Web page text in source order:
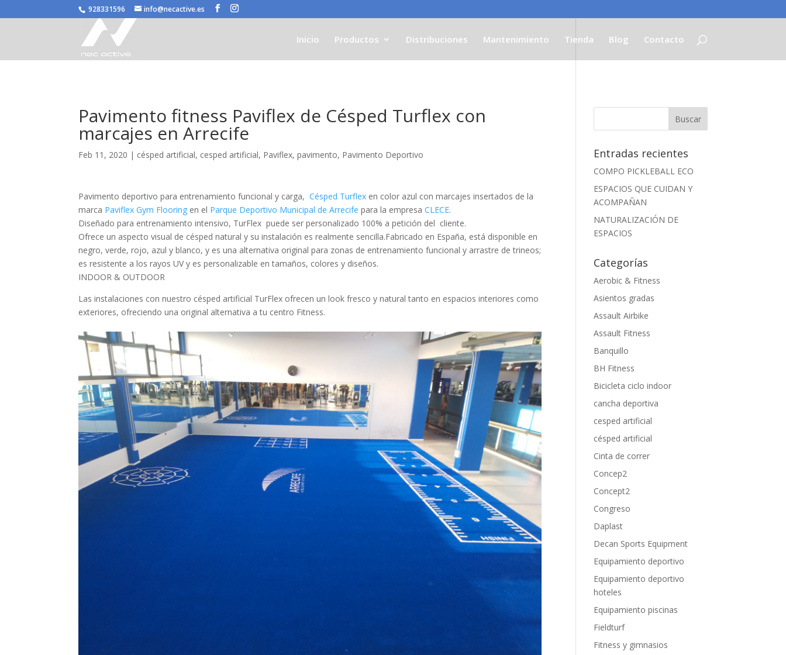
/* JS para menú plegable móvil Divi */
928331596 info@necactive.es
Inicio Productos Distribuciones Mantenimiento Tienda Blog Contacto
Pavimento fitness Paviflex de Césped Turflex con
marcajes en Arrecife
Feb 11, 2020 | césped artificial, cesped artificial, Paviflex,pavimento, Pavimento Deportivo
Pavimento deportivo para entrenamiento funcional y carga,Césped Turflex en color azul con marcajes insertados de la
marca Paviflex Gym Flooring en el Parque Deportivo Municipal de Arrecife para la empresaCLECE.
Diseñado para entrenamiento intensivo, TurFlex puede ser personalizado 100% a petición del cliente.
Ofrece un aspecto visual de césped natural y su instalación es realmente sencilla.Fabricado en España, está disponible en
negro, verde, rojo, azul y blanco, y es una alternativa original para zonas de entrenamiento funcional y arrastre de trineos;
es resistente a los rayos UV y es personalizable en tamaños, colores y diseños.
INDOOR & OUTDOOR
Las instalaciones con nuestro césped artificial TurFlex ofrecen un look fresco y natural tanto en espacios interiores como
exteriores, ofreciendo una original alternativa a tu centro Fitness.
Entradas recientes
COMPO PICKLEBALL ECO
ESPACIOS QUE CUIDAN Y
ACOMPAÑAN
NATURALIZACIÓN DE
ESPACIOS
Categorías
Aerobic & Fitness
Asientos gradas
Assault Airbike
Assault Fitness
Banquillo
BH Fitness
Bicicleta ciclo indoor
cancha deportiva
cesped artificial
césped artificial
Cinta de correr
Concep2
Concept2
Congreso
Daplast
Decan Sports Equipment
Equipamiento deportivo
Equipamiento deportivo
hoteles
Equipamiento piscinas
Fieldturf
Fitness y gimnasios